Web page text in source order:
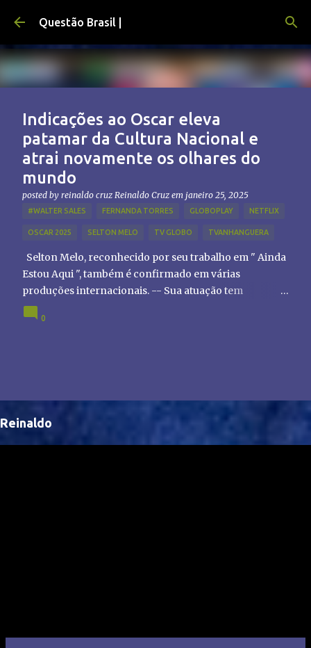
Pular para o conteúdo principal
Questão Brasil |
Indicações ao Oscar eleva
patamar da Cultura Nacional e
atrai novamente os olhares do
mundo
posted by reinaldo cruz Reinaldo Cruz em janeiro 25, 2025
#WALTER SALES FERNANDA TORRES GLOBOPLAY NETFLIX
OSCAR 2025 SELTON MELO TV GLOBO TVANHANGUERA
Selton Melo, reconhecido por seu trabalho em " Ainda
Estou Aqui ", também é confirmado em várias
produções internacionais. -- Sua atuação tem
chamado atenção de diretores e produtores fora do
Brasil, abrindo portas para novas oportunidades no
0
Reinaldo